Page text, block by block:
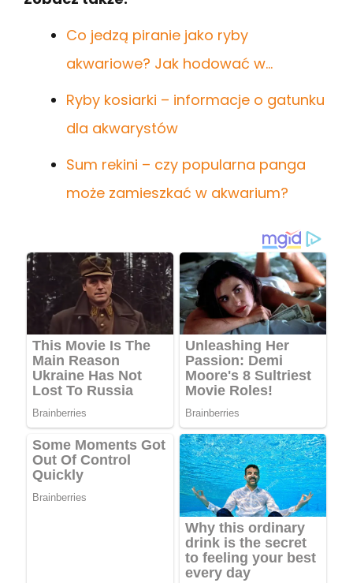
Co jedzą piranie jako ryby
akwariowe? Jak hodować w…
Ryby kosiarki – informacje o gatunku
dla akwarystów
Sum rekini – czy popularna panga
może zamieszkać w akwarium?